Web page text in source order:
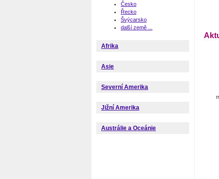
Česko
Řecko
Švýcarsko
další země ...
Afrika
Asie
Severní Amerika
Jižní Amerika
Austrálie a Oceánie